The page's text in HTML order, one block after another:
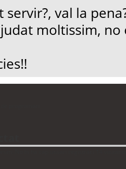
servir?, val la
moltissim, no